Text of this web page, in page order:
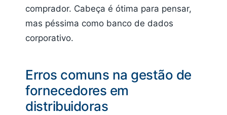
comprador. Cabeça é ótima para pensar,
mas péssima como banco de dados
corporativo.
Erros comuns na gestão de
fornecedores em
distribuidoras